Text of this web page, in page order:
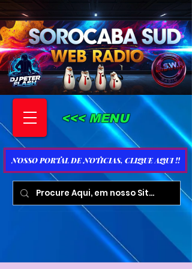
<<< MENU
NOSSO PORTAL DE NOTICIAS, CLIQUE AQUI !!